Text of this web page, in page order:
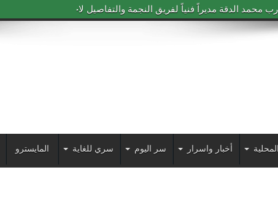
محمد الدقة مديراً فنياً لفريق النجمة والتفاصيل لاحقاً
أخبار واسرار سر اليوم سري للغاية المايسترو